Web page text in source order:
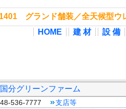
グランド舗装／全天候型ウ
HOME
建 材 設 備
分グリーンファーム
536-7777
支店等